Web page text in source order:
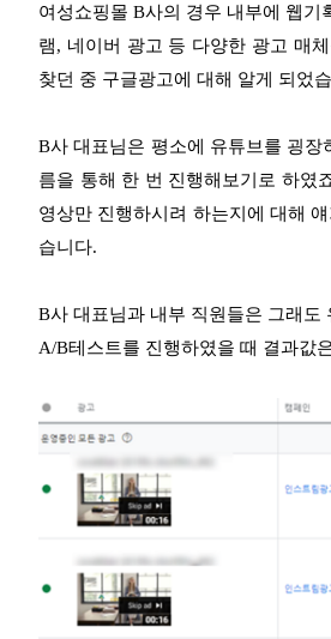
여성쇼핑몰 B사의 경우 내부에 웹
램, 네이버 광고 등 다양한 광고 매
찾던 중 구글광고에 대해 알게 되었
B사 대표님은 평소에 유튜브를 굉
름을 통해 한 번 진행해보기로 하였
영상만 진행하시려 하는지에 대해
습니다.
B사 대표님과 내부 직원들은 그래
A/B테스트를 진행하였을 때 결과값